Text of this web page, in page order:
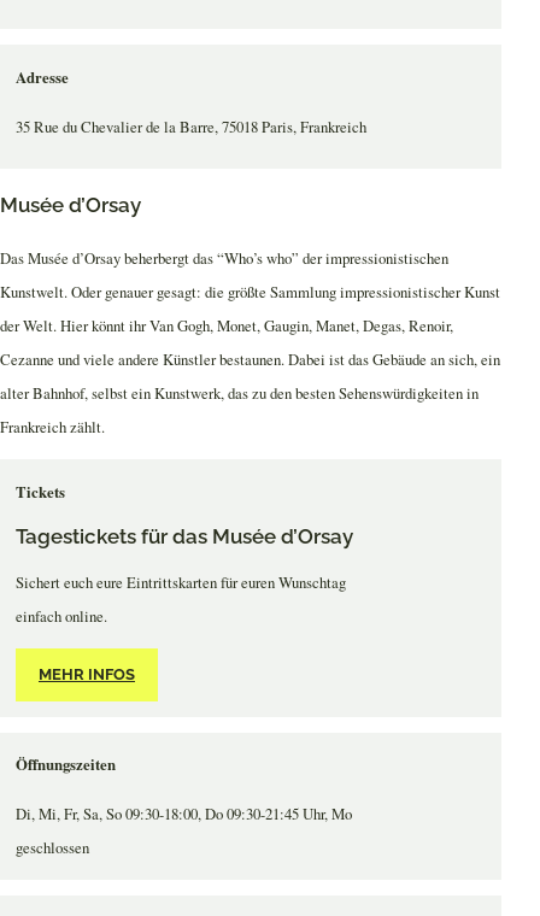
Adresse
35 Rue du Chevalier de la Barre, 75018 Paris, Frankreich
Musée d’Orsay
Das Musée d’Orsay beherbergt das “Who’s who” der impressionistischen
Kunstwelt. Oder genauer gesagt: die größte Sammlung impressionistischer Kunst
der Welt. Hier könnt ihr Van Gogh, Monet, Gaugin, Manet, Degas, Renoir,
Cezanne und viele andere Künstler bestaunen. Dabei ist das Gebäude an sich, ein
alter Bahnhof, selbst ein Kunstwerk, das zu den besten Sehenswürdigkeiten in
Frankreich zählt.
Tickets
Tagestickets für das Musée d’Orsay
Sichert euch eure Eintrittskarten für euren Wunschtag
einfach online.
MEHR INFOS
Öffnungszeiten
Di, Mi, Fr, Sa, So 09:30-18:00, Do 09:30-21:45 Uhr, Mo
geschlossen